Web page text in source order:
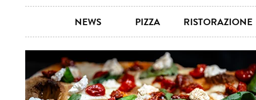
NEWS PIZZA RISTORAZIONE